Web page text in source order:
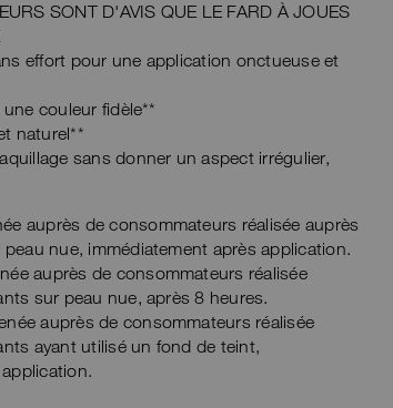
SONT D'AVIS QUE LE FARD À JOUES
effort pour une application onctueuse et
couleur fidèle**
naturel**
sans donner un aspect irrégulier,
auprès de consommateurs réalisée auprès
nue, immédiatement après application.
auprès de consommateurs réalisée
sur peau nue, après 8 heures.
auprès de consommateurs réalisée
ayant utilisé un fond de teint,